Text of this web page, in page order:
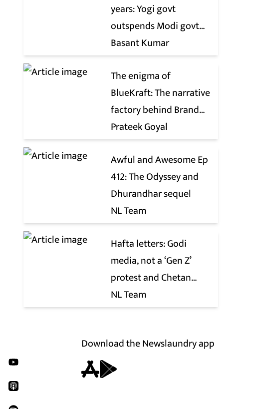
years: Yogi govt
outspends Modi govt
when it comes to ads
Basant Kumar
The enigma of
BlueKraft: The narrative
factory behind Brand
Modi
Prateek Goyal
Awful and Awesome Ep
412: The Odyssey and
Dhurandhar sequel
NL Team
Hafta letters: Godi
media, not a ‘Gen Z’
protest and Chetan
Bhagat
NL Team
Download the Newslaundry app